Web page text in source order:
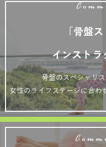
「骨盤
インストラ
骨盤のスペシャリ
女性のライフステージに合わ